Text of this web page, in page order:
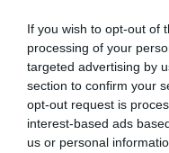
If you wish to opt-out of
processing of your
targeted advertising by
section to confirm your
opt-out request is
interest-based ads
us or personal
Nokia,
son las patentes
Eulogio López
Isabel
con